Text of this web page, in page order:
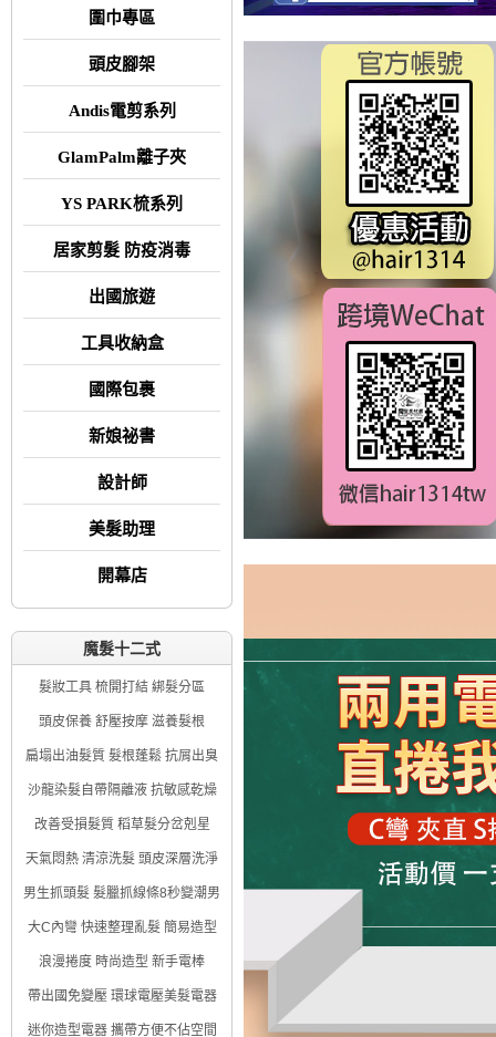
圍巾專區
頭皮腳架
Andis電剪系列
GlamPalm離子夾
YS PARK梳系列
居家剪髮 防疫消毒
出國旅遊
工具收納盒
國際包裹
新娘祕書
設計師
美髮助理
開幕店
魔髮十二式
髮妝工具 梳開打結 綁髮分區
頭皮保養 舒壓按摩 滋養髮根
扁塌出油髮質 髮根蓬鬆 抗屑出臭
沙龍染髮自帶隔離液 抗敏感乾燥
改善受損髮質 稻草髮分岔剋星
天氣悶熱 清涼洗髮 頭皮深層洗淨
男生抓頭髮 髮臘抓線條8秒變潮男
大C內彎 快速整理亂髮 簡易造型
浪漫捲度 時尚造型 新手電棒
帶出國免變壓 環球電壓美髮電器
迷你造型電器 攜帶方便不佔空間